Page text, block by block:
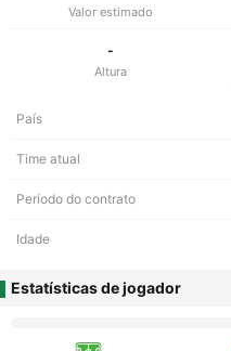
Valor estimado
-
Altura
País
Time atual
Período do contrato
Idade
Estatísticas de jogador